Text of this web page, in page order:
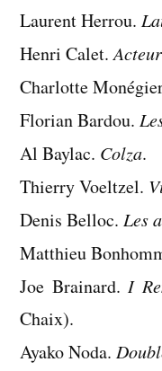
Laurent Herrou.
Henri Calet.
Charlotte
Florian Bardou.
Al Baylac. Colza.
Thierry Voeltzel.
Denis Belloc. Les
Matthieu
Joe Brainard. I
Chaix).
Ayako Noda.